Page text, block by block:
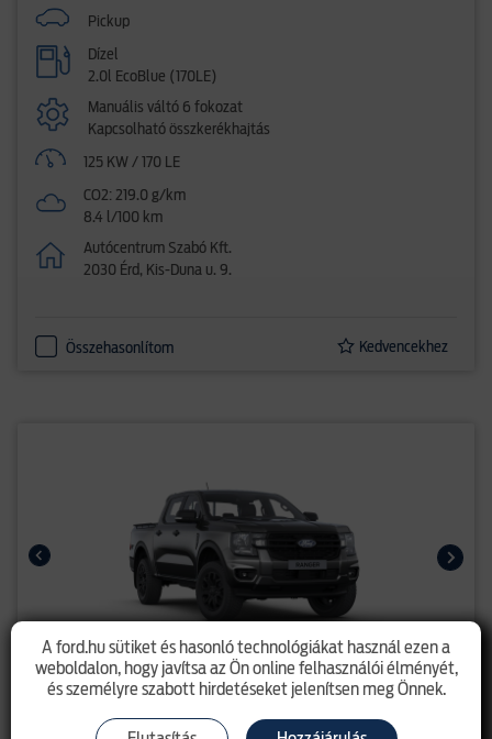
Pickup
Dízel
2.0l EcoBlue (170LE)
Manuális váltó 6 fokozat
Kapcsolható összkerékhajtás
125 KW / 170 LE
CO2: 219.0 g/km
8.4 l/100 km
Autócentrum Szabó Kft.
2030 Érd, Kis-Duna u. 9.
Összehasonlítom Kedvencekhez
A ford.hu sütiket és hasonló technológiákat használ ezen a
weboldalon, hogy javítsa az Ön online felhasználói élményét,
és személyre szabott hirdetéseket jelenítsen meg Önnek.